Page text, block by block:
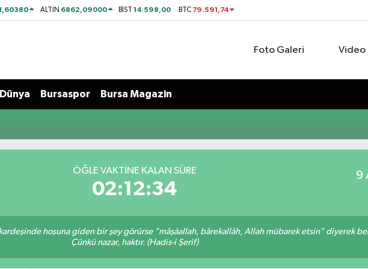
ALTIN 6862,09000 BİST14.598,00 BTC 79.591,74
Foto Galeri Video
Dünya Bursaspor Bursa Magazin
ÖĞLE VAKTİNE KALAN SÜRE
02:12:34
9
hoşuna giden bir şey görürse "mâşâallah, bârekallâh, Allah mübarek etsin" diyerek
Çünkü nazar, haktır. (Hadis-i Şerif)